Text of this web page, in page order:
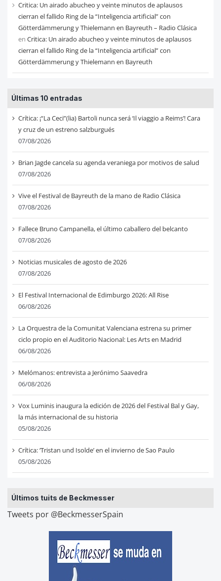
Critica: Un airado abucheo y veinte minutos de aplausos
cierran el fallido Ring de la “Inteligencia artificial” con
Götterdämmerung y Thielemann en Bayreuth – Radio Clásica
en Critica: Un airado abucheo y veinte minutos de aplausos
cierran el fallido Ring de la “Inteligencia artificial” con
Götterdämmerung y Thielemann en Bayreuth
Últimas 10 entradas
Crítica: ¡“La Ceci”(lia) Bartoli nunca será ‘Il viaggio a Reims’! Cara
y cruz de un estreno salzburgués
07/08/2026
Brian Jagde cancela su agenda veraniega por motivos de salud
07/08/2026
Vive el Festival de Bayreuth de la mano de Radio Clásica
07/08/2026
Fallece Bruno Campanella, el último caballero del belcanto
07/08/2026
Noticias musicales de agosto de 2026
07/08/2026
El Festival Internacional de Edimburgo 2026: All Rise
06/08/2026
La Orquestra de la Comunitat Valenciana estrena su primer
ciclo propio en el Auditorio Nacional: Les Arts en Madrid
06/08/2026
Melómanos: entrevista a Jerónimo Saavedra
06/08/2026
Vox Luminis inaugura la edición de 2026 del Festival Bal y Gay,
la más internacional de su historia
05/08/2026
Crítica: ‘Tristan und Isolde’ en el invierno de Sao Paulo
05/08/2026
Últimos tuits de Beckmesser
Tweets por @BeckmesserSpain